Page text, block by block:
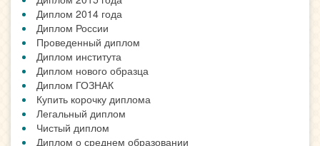
Диплом 2014 года
Диплом России
Проведенный диплом
Диплом института
Диплом нового образца
Диплом ГОЗНАК
Купить корочку диплома
Легальный диплом
Чистый диплом
Диплом о среднем образовании